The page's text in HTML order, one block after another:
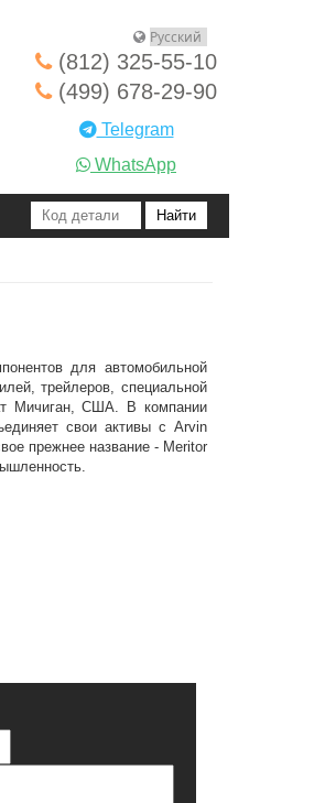
(812) 325-55-10
(499) 678-29-90
Telegram
WhatsApp
для автомобильной
трейлеров, специальной
Мичиган, США. В компании
свои активы с Arvin
прежнее название - Meritor